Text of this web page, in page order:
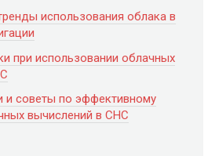
использования облака в
при использовании облачных
и советы по эффективному
вычислений в СНС